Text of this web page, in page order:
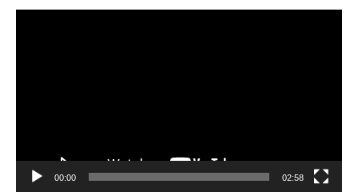
00:00 02:58